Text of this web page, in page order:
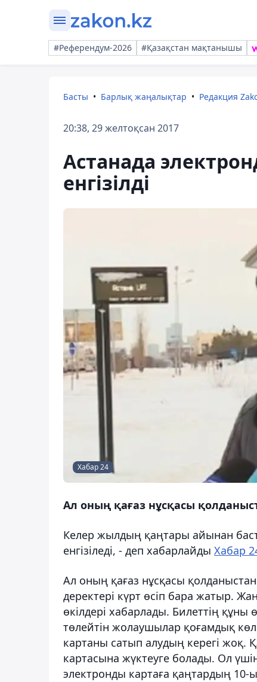
#Референдум-2026 #Қазақстан мақтанышы
Басты Барлық жаңалықтар Редакция
20:38, 29 желтоқсан 2017
Астанада
енгізілді
Хабар 24
Ал оның қағаз нұсқасы
Келер жылдың қаңтары айынан
енгізіледі, - деп хабарлайды Хабар
Ал оның қағаз нұсқасы
деректері күрт өсіп бара жатыр.
өкілдері хабарлады. Билеттің
төлейтін жолаушылар қоғамдық
картаны сатып алудың керегі жоқ.
картасына жүктеуге болады. Ол
электронды картаға қаңтардың 10-